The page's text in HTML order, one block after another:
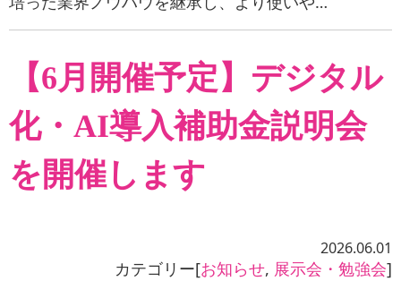
【6月開催予定】デジタル
化・AI導入補助金説明会
を開催します
2026.06.01
カテゴリー[お知らせ, 展示会・勉強会]